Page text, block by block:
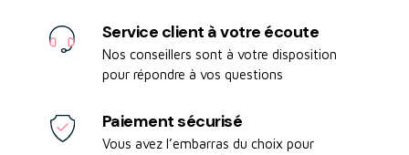
Service client à votre écoute
Nos conseillers sont à votre disposition
pour répondre à vos questions
Paiement sécurisé
Vous avez l’embarras du choix pour